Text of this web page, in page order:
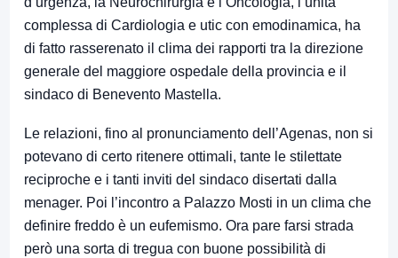
complessa di Cardiologia e utic con emodinamica, ha
di fatto rasserenato il clima dei rapporti tra la direzione
generale del maggiore ospedale della provincia e il
sindaco di Benevento Mastella.
Le relazioni, fino al pronunciamento dell’Agenas, non si
potevano di certo ritenere ottimali, tante le stilettate
reciproche e i tanti inviti del sindaco disertati dalla
menager. Poi l’incontro a Palazzo Mosti in un clima che
definire freddo è un eufemismo. Ora pare farsi strada
però una sorta di tregua con buone possibilità di